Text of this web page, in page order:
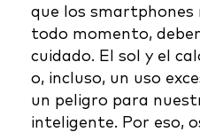
que los smartphones
todo momento,
cuidado. El sol y el
o, incluso, un uso
un peligro para
inteligente. Por eso,